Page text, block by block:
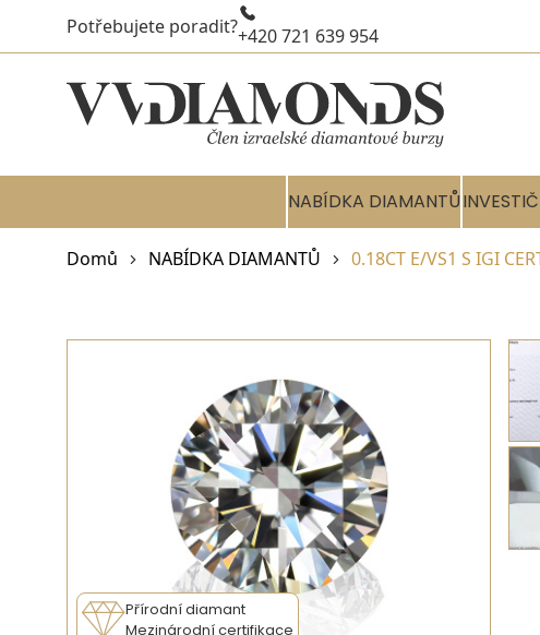
Potřebujete poradit?+420 721 639 954
NABÍDKA DIAMANTŮ
Domů NABÍDKA DIAMANTŮ 0.18CT E/VS1 S IGI
Přírodní diamant
Mezinárodní certifikace